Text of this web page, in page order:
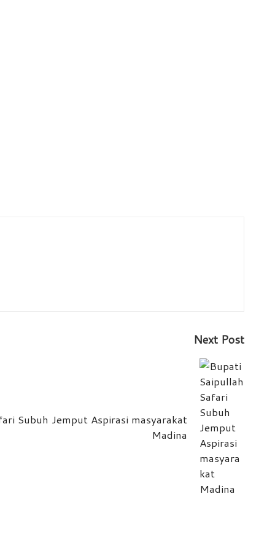
Next Post
Subuh Jemput Aspirasi masyarakat
Madina